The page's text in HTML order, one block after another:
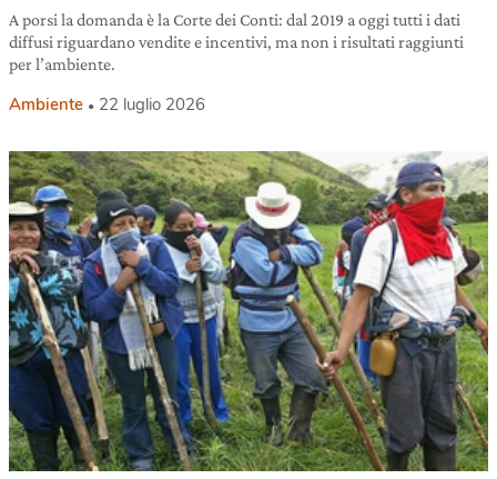
A porsi la domanda è la Corte dei Conti: dal 2019 a oggi tutti i dati
diffusi riguardano vendite e incentivi, ma non i risultati raggiunti
per l’ambiente.
Ambiente 22 luglio 2026